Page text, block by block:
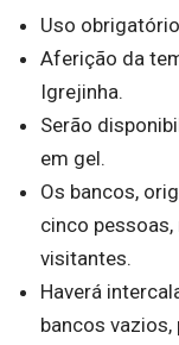
Uso
Aferição da
Igrejinha.
Serão
em gel.
Os bancos,
cinco
visitantes.
Haverá
bancos